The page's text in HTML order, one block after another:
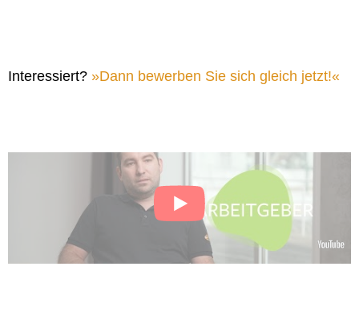
Interessiert? Dann bewerben Sie sich gleich jetzt!